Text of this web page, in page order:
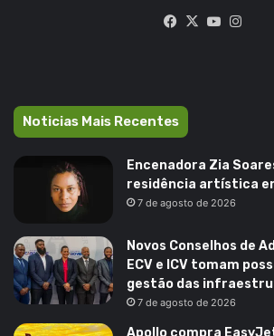
Facebook
X YouTube
Noticias Mais Recentes
Encenadora Zia
residência artística
7 de agosto de 2026
Novos Conselhos de
ECV e ICV tomam
gestão das
7 de agosto de 2026
Apollo compra